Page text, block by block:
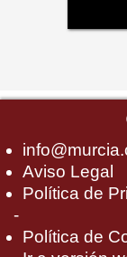
Aviso Legal
Política de
-
Política de